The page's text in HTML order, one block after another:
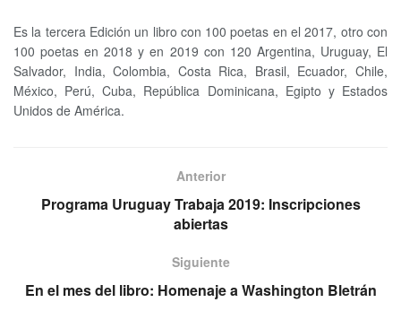
Es la tercera Edición un libro con 100 poetas en el 2017, otro con
100 poetas en 2018 y en 2019 con 120 Argentina, Uruguay, El
Salvador, India, Colombia, Costa Rica, Brasil, Ecuador, Chile,
México, Perú, Cuba, República Dominicana, Egipto y Estados
Unidos de América.
Anterior
Programa Uruguay Trabaja 2019: Inscripciones
abiertas
Siguiente
En el mes del libro: Homenaje a Washington Bletrán